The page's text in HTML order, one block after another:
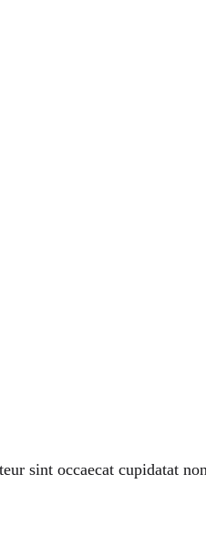
sint occaecat cupidatat